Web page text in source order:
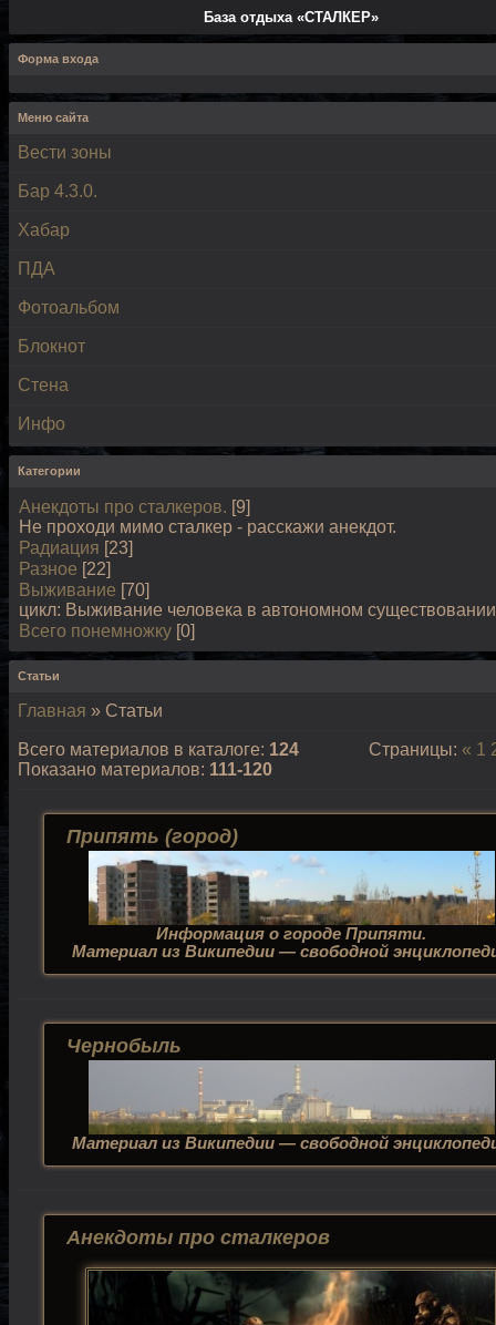
База отдыха «СТАЛКЕР»
Форма входа
Меню сайта
Вести зоны
Бар 4.3.0.
Хабар
ПДА
Фотоальбом
Блокнот
Стена
Инфо
Категории
Анекдоты про сталкеров. [9]
Не проходи мимо сталкер - расскажи анекдот.
Радиация [23]
Разное [22]
Выживание [70]
цикл: Выживание человека в автономном существовании
Всего понемножку [0]
Статьи
Главная » Статьи
Всего материалов в каталоге: 124
Показано материалов: 111-120
Страницы: « 1
Припять (город)
Информация о городе Припяти.
Материал из Википедии — свободной
Чернобыль
Материал из Википедии — свободной
Анекдоты про сталкеров